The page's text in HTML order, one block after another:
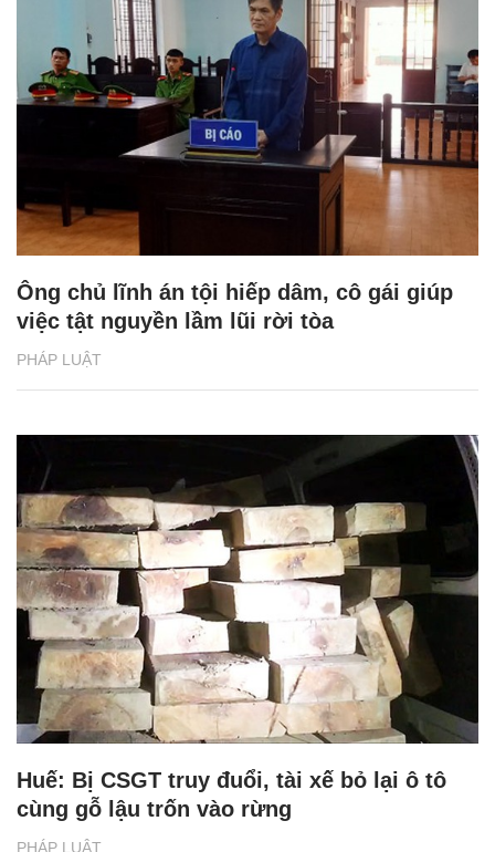
PHÁP LUẬT
Ông chủ lĩnh án tội hiếp dâm, cô gái giúp
việc tật nguyền lầm lũi rời tòa
PHÁP LUẬT
Huế: Bị CSGT truy đuổi, tài xế bỏ lại ô tô
cùng gỗ lậu trốn vào rừng